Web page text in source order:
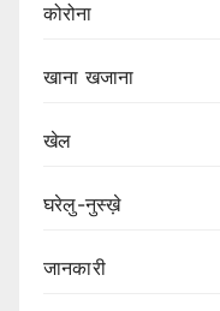
कोरोना
खाना खजाना
खेल
घरेलु-नुस्ख़े
जानकारी